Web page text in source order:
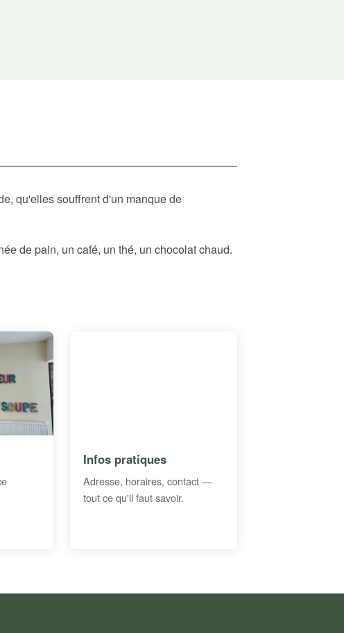
qu'elles souffrent d'un manque de
de pain, un café, un thé, un chocolat chaud.
Infos pratiques
Adresse, horaires, contact —
tout ce qu'il faut savoir.